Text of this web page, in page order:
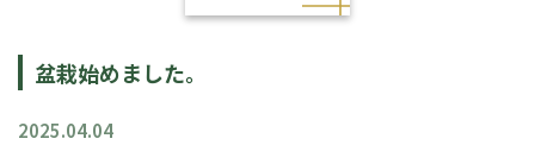
盆栽始めました。
2025.04.04